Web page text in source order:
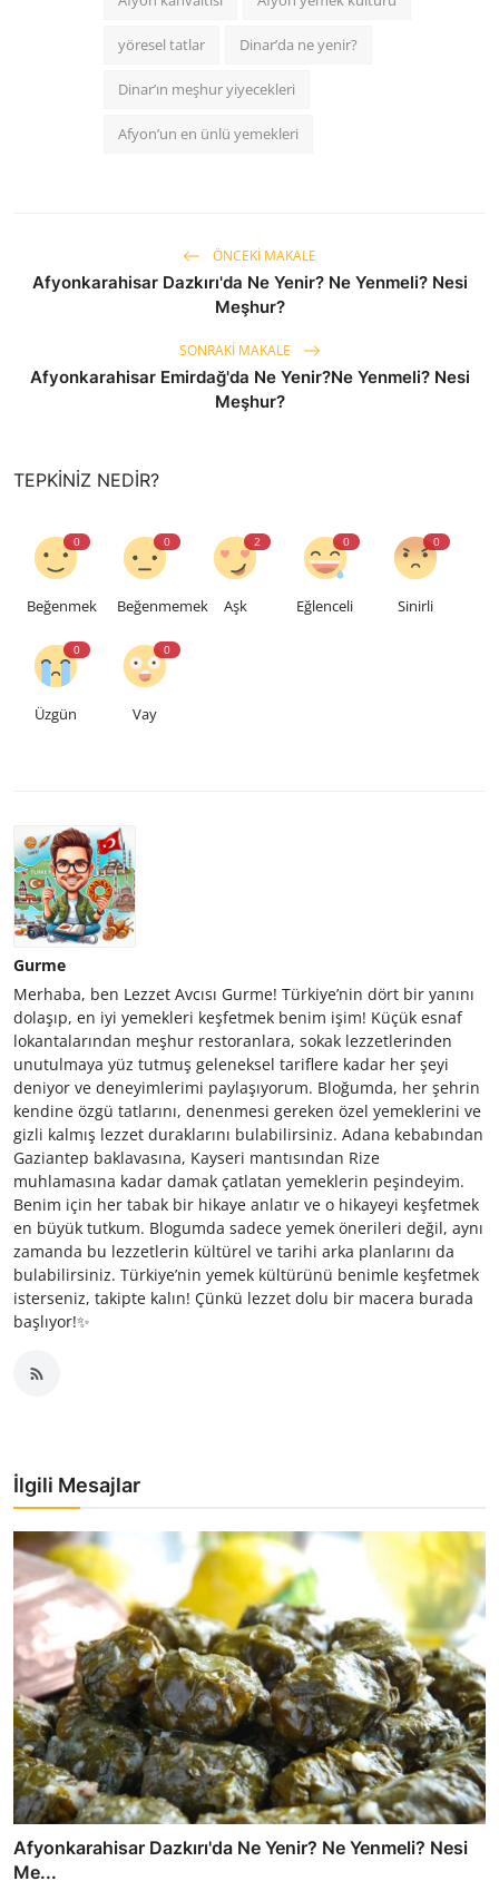
yöresel tatlar Dinar’da ne yenir?
Dinar’ın meşhur yiyecekleri
Afyon’un en ünlü yemekleri
ÖNCEKI MAKALE
Afyonkarahisar Dazkırı'da Ne Yenir? Ne Yenmeli? Nesi
Meşhur?
SONRAKI MAKALE
Afyonkarahisar Emirdağ'da Ne Yenir?Ne Yenmeli? Nesi
Meşhur?
TEPKINIZ NEDIR?
0
Beğenmek
0
Beğenmemek
2
Aşk
0
Eğlenceli
0
Sinirli
0
Üzgün
0
Vay
Gurme
Merhaba, ben Lezzet Avcısı Gurme! Türkiye’nin dört bir yanını
dolaşıp, en iyi yemekleri keşfetmek benim işim! Küçük esnaf
lokantalarından meşhur restoranlara, sokak lezzetlerinden
unutulmaya yüz tutmuş geleneksel tariflere kadar her şeyi
deniyor ve deneyimlerimi paylaşıyorum. Bloğumda, her şehrin
kendine özgü tatlarını, denenmesi gereken özel yemeklerini ve
gizli kalmış lezzet duraklarını bulabilirsiniz. Adana kebabından
Gaziantep baklavasına, Kayseri mantısından Rize
muhlamasına kadar damak çatlatan yemeklerin peşindeyim.
Benim için her tabak bir hikaye anlatır ve o hikayeyi keşfetmek
en büyük tutkum. Blogumda sadece yemek önerileri değil, aynı
zamanda bu lezzetlerin kültürel ve tarihi arka planlarını da
bulabilirsiniz. Türkiye’nin yemek kültürünü benimle keşfetmek
isterseniz, takipte kalın! Çünkü lezzet dolu bir macera burada
başlıyor!✨
İlgili Mesajlar
Afyonkarahisar Dazkırı'da Ne Yenir? Ne Yenmeli? Nesi
Me...